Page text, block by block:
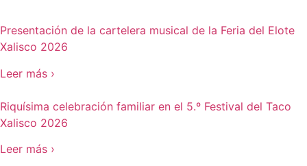
Presentación de la cartelera musical de la Feria del Elote
Xalisco 2026
Leer más ›
Riquísima celebración familiar en el 5.º Festival del Taco
Xalisco 2026
Leer más ›